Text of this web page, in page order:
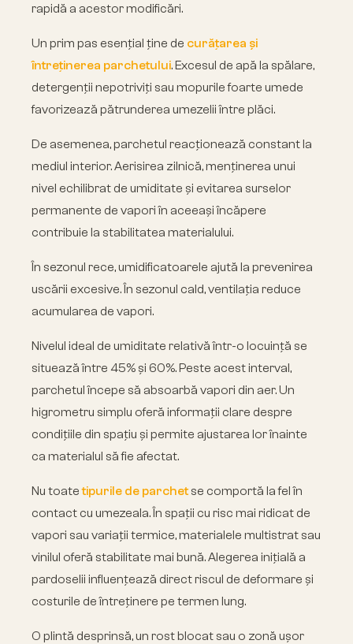
rapidă a acestor modificări.
Un prim pas esențial ține de curățarea și
întreținerea parchetului. Excesul de apă la spălare,
detergenții nepotriviți sau mopurile foarte umede
favorizează pătrunderea umezelii între plăci.
De asemenea, parchetul reacționează constant la
mediul interior. Aerisirea zilnică, menținerea unui
nivel echilibrat de umiditate și evitarea surselor
permanente de vapori în aceeași încăpere
contribuie la stabilitatea materialului.
În sezonul rece, umidificatoarele ajută la prevenirea
uscării excesive. În sezonul cald, ventilația reduce
acumularea de vapori.
Nivelul ideal de umiditate relativă într-o locuință se
situează între 45% și 60%. Peste acest interval,
parchetul începe să absoarbă vapori din aer. Un
higrometru simplu oferă informații clare despre
condițiile din spațiu și permite ajustarea lor înainte
ca materialul să fie afectat.
Nu toatetipurile de parchet se comportă la fel în
contact cu umezeala. În spații cu risc mai ridicat de
vapori sau variații termice, materialele multistrat sau
vinilul oferă stabilitate mai bună. Alegerea inițială a
pardoselii influențează direct riscul de deformare și
costurile de întreținere pe termen lung.
O plintă desprinsă, un rost blocat sau o zonă ușor